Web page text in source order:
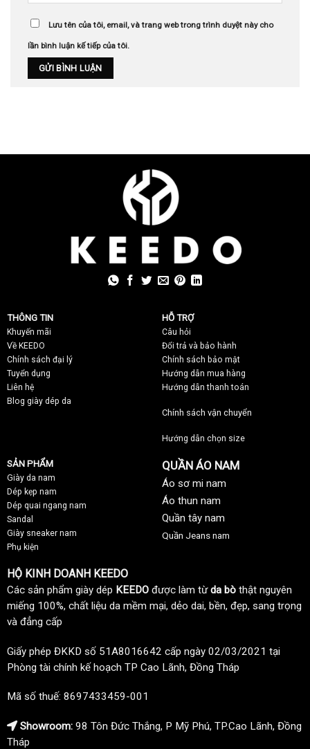
Lưu tên của tôi, email, và trang web trong trình duyệt này cho
lần bình luận kế tiếp của tôi.
THÔNG TIN
Khuyến mãi
Về KEEDO
Chính sách đại lý
Tuyển dụng
Liên hệ
Blog giày dép da
HỖ TRỢ
Câu hỏi
Đổi trả và bảo hành
Chính sách bảo mật
Hướng dẫn mua hàng
Hướng dẫn thanh toán
Chính sách vận chuyển
Hướng dẫn chọn size
SẢN PHẨM
Giày da nam
Dép kẹp nam
Dép quai ngang nam
Sandal
Giày sneaker nam
Phụ kiện
QUẦN ÁO NAM
Áo sơ mi nam
Áo thun nam
Quần tây nam
Quần Jeans nam
HỘ KINH DOANH KEEDO
Các sản phẩm giày dép KEEDO được làm từda bò thật nguyên
miếng 100%, chất liệu da mềm mại, dẻo dai, bền, đẹp, sang trọng
và đẳng cấp
Giấy phép ĐKKD số 51A8016642 cấp ngày 02/03/2021 tại
Phòng tài chính kế hoạch TP Cao Lãnh, Đồng Tháp
Mã số thuế: 8697433459-001
Showroom: 98 Tôn Đức Thắng, P Mỹ Phú, TP.Cao Lãnh, Đồng
Tháp